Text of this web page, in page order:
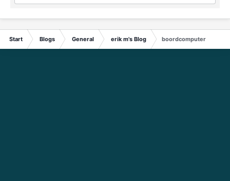
Start Blogs General erik m's Blog boordcomputer